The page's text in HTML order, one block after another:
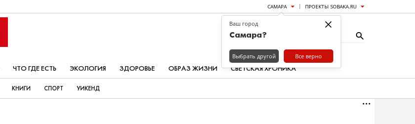
САМАРА ПРОЕКТЫ SOBAKA.RU
ЧТО ГДЕ ЕСТЬ ЭКОЛОГИЯ ЗДОРОВЬЕ ОБРАЗ ЖИЗНИ СВЕТСКАЯ ХРОНИКА
КНИГИ СПОРТ УИКЕНД
×
Ваш город
Самара?
Выбрать другой Все верно